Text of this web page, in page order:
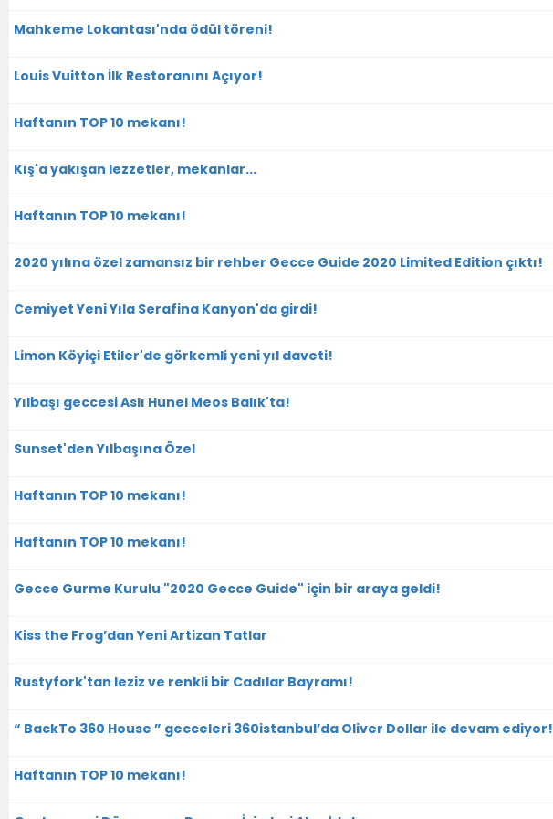
Mahkeme Lokantası'nda ödül töreni!
Louis Vuitton İlk Restoranını Açıyor!
Haftanın TOP 10 mekanı!
Kış'a yakışan lezzetler, mekanlar...
Haftanın TOP 10 mekanı!
2020 yılına özel zamansız bir rehber Gecce Guide 2020 Limited Edition çıktı!
Cemiyet Yeni Yıla Serafina Kanyon'da girdi!
Limon Köyiçi Etiler'de görkemli yeni yıl daveti!
Yılbaşı geccesi Aslı Hunel Meos Balık'ta!
Sunset'den Yılbaşına Özel
Haftanın TOP 10 mekanı!
Haftanın TOP 10 mekanı!
Gecce Gurme Kurulu "2020 Gecce Guide" için bir araya geldi!
Kiss the Frog’dan Yeni Artizan Tatlar
Rustyfork'tan leziz ve renkli bir Cadılar Bayramı!
“ BackTo 360 House ” gecceleri 360istanbul’da Oliver Dollar ile devam ediyor!
Haftanın TOP 10 mekanı!